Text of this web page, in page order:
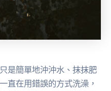
是簡單地沖沖水、抹抹肥
直在用錯誤的方式洗澡，